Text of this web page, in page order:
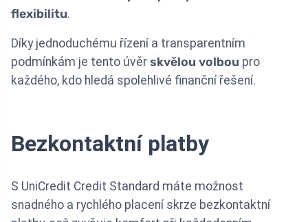
flexibilitu.
Díky jednoduchému řízení a transparentním
podmínkám je tento úvěr skvělou volbou pro
každého, kdo hledá spolehlivé finanční řešení.
Bezkontaktní platby
S UniCredit Credit Standard máte možnost
snadného a rychlého placení skrze bezkontaktní